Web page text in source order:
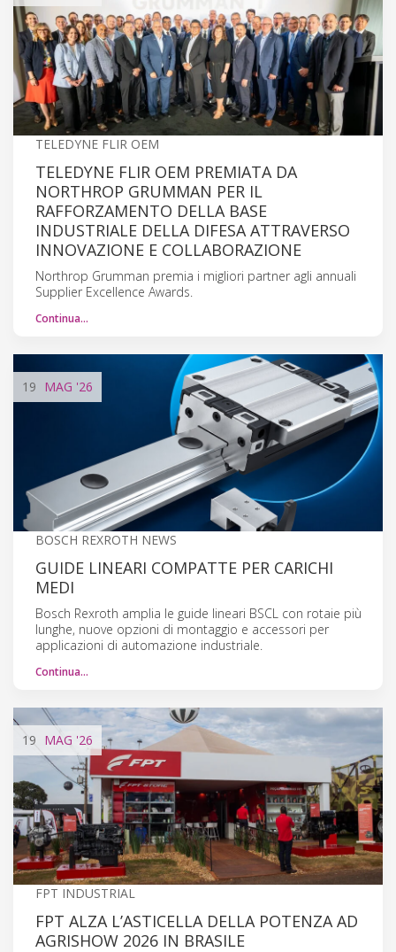
TELEDYNE FLIR OEM
TELEDYNE FLIR OEM PREMIATA DA
NORTHROP GRUMMAN PER IL
RAFFORZAMENTO DELLA BASE
INDUSTRIALE DELLA DIFESA ATTRAVERSO
INNOVAZIONE E COLLABORAZIONE
Northrop Grumman premia i migliori partner agli annuali
Supplier Excellence Awards.
Continua…
19 MAG '26
BOSCH REXROTH NEWS
GUIDE LINEARI COMPATTE PER CARICHI
MEDI
Bosch Rexroth amplia le guide lineari BSCL con rotaie più
lunghe, nuove opzioni di montaggio e accessori per
applicazioni di automazione industriale.
Continua…
19 MAG '26
FPT INDUSTRIAL
FPT ALZA L’ASTICELLA DELLA POTENZA AD
AGRISHOW 2026 IN BRASILE